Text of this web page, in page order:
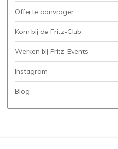
Offerte aanvragen
Kom bij de Fritz-Club
Werken bij Fritz-Events
Instagram
Blog